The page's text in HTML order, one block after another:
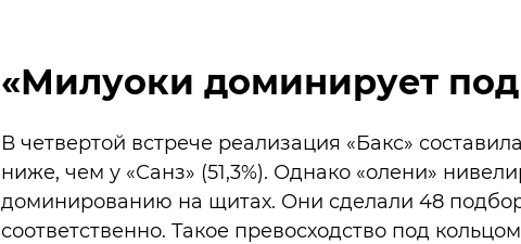
«Милуоки доминирует
В четвертой встрече реализация «Бакс»
ниже, чем у «Санз» (51,3%). Однако «олени»
доминированию на щитах. Они сделали 48
соответственно. Такое превосходство под